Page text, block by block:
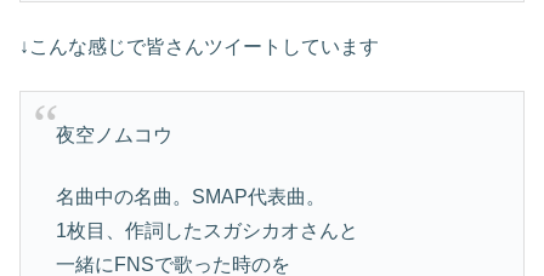
↓こんな感じで皆さんツイートしています
夜空ノムコウ
名曲中の名曲。SMAP代表曲。
1枚目、作詞したスガシカオさんと
一緒にFNSで歌った時のを